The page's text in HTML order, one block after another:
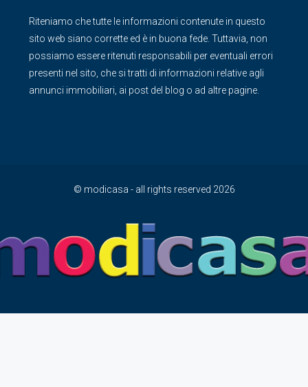
Riteniamo che tutte le informazioni contenute in questo
sito web siano corrette ed è in buona fede. Tuttavia, non
possiamo essere ritenuti responsabili per eventuali errori
presenti nel sito, che si tratti di informazioni relative agli
annunci immobiliari, ai post del blog o ad altre pagine.
© modicasa - all rights reserved 2026